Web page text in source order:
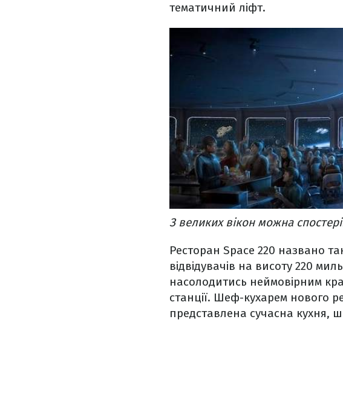
тематичний ліфт.
З великих вікон можна
Ресторан Space 220 названо
відвідувачів на висоту 220
насолодитись неймовірним
станції. Шеф-кухарем нового
представлена сучасна кухня,